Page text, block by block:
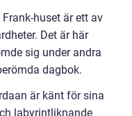
huset är ett av
Det är här
sig under andra
dagbok.
är känt för sina
labyrintliknande